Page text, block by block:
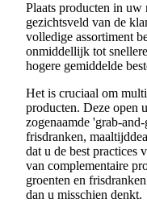
Plaats producten in uw
gezichtsveld van de
volledige assortiment
onmiddellijk tot snellere
hogere gemiddelde
Het is cruciaal om
producten. Deze open
zogenaamde 'grab-
frisdranken,
dat u de best practices
van complementaire
groenten en frisdranken
dan u misschien denkt.